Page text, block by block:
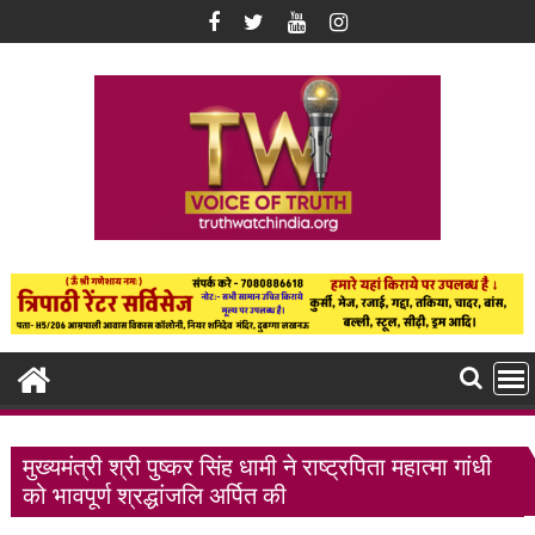
to
मुख्यमंत्री श्री पुष्कर सिंह धामी ने राष्ट्रपिता महात्मा गांधी
को भावपूर्ण श्रद्धांजलि अर्पित की